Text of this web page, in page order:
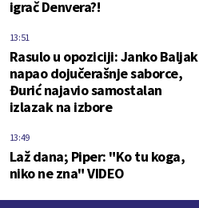
igrač Denvera?!
Rasulo u opoziciji: Janko Baljak
napao dojučerašnje saborce,
Đurić najavio samostalan
izlazak na izbore
13:51
Laž dana; Piper: "Ko tu koga,
niko ne zna" VIDEO
13:49